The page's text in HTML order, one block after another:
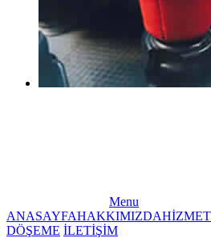
Menu
ANASAYFAHAKKIMIZDA
DÖŞEME İLETİŞİM